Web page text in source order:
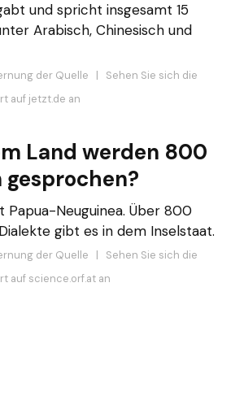
und spricht insgesamt 15
Arabisch, Chinesisch und
der Quelle | Sehen Sie sich die
auf jetzt.de an
Land werden 800
gesprochen?
Papua-Neuguinea. Über 800
gibt es in dem Inselstaat.
der Quelle | Sehen Sie sich die
auf science.orf.at an